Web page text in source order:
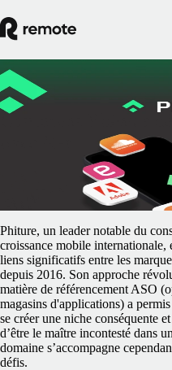
Blog
Comment Phiture
avec Remote
Marie Nayaka
5
Phiture, un leader notable du
croissance mobile internationale,
liens significatifs entre les
depuis 2016. Son approche
matière de référencement ASO
magasins d'applications) a
se créer une niche conséquente
d’être le maître incontesté dans
domaine s’accompagne
défis.